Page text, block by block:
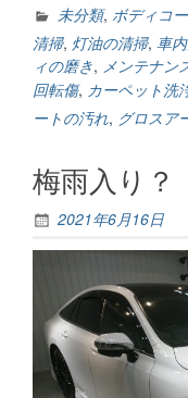
未分類, ボディコ
清掃, 灯油の清掃, 車
ィの磨き, メンテナン
回転傷, カーペット洗
ートの汚れ, グロスア
梅雨入り？
2021年6月16日